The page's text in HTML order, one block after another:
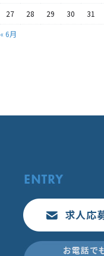
« 6月
27 28 29 30 31